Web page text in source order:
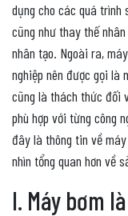
dụng cho các quá trình
cũng như thay thế
nhân tạo. Ngoài ra,
nghiệp nên được gọi là
cũng là thách thức đối
phù hợp với từng công
đây là thông tin về
nhìn tổng quan hơn về
I. Máy bơm